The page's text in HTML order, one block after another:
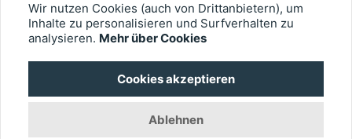
Kontakt
© 2026 EYEFOX UG (haftungsbeschränkt)
Wir nutzen Cookies (auch von Drittanbietern), um
Inhalte zu personalisieren und Surfverhalten zu
analysieren. Mehr über Cookies
Cookies akzeptieren
Ablehnen